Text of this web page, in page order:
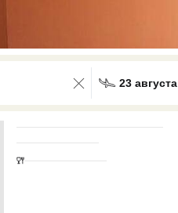
23 августа